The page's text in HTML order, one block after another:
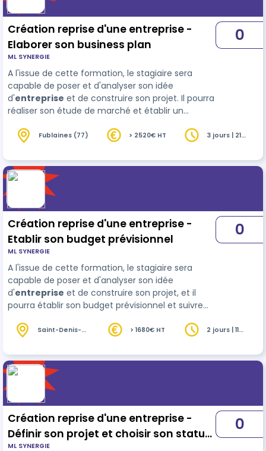
Création reprise d'une entreprise -
Elaborer son business plan
ML SYNERGIE
A l'issue de cette formation, le stagiaire sera
capable de poser et d'analyser son idée
d'entreprise et de construire son projet. Il pourra
réaliser son étude de marché et établir un
0
Fublaines (77) > 2520€ HT
3 jours | 21
Création reprise d'une entreprise -
Etablir son budget prévisionnel
ML SYNERGIE
A l'issue de cette formation, le stagiaire sera
capable de poser et d'analyser son idée
d'entreprise et de construire son projet, et il
pourra établir son budget prévisionnel et suivre
0
Saint-Denis-
> 1680€ HT
2 jours | 11
Création reprise d'une entreprise -
Définir son projet et choisir son statut
ML SYNERGIE
0